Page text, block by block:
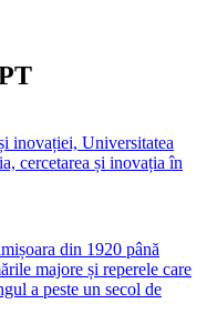
inovației, Universitatea
cercetarea și inovația în
din 1920 până
majore și reperele care
a peste un secol de